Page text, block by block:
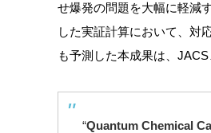
せ爆発の問題を大幅に軽減
した実証計算において、対
も予測した本成果は、JACS
“Quantum Chemical